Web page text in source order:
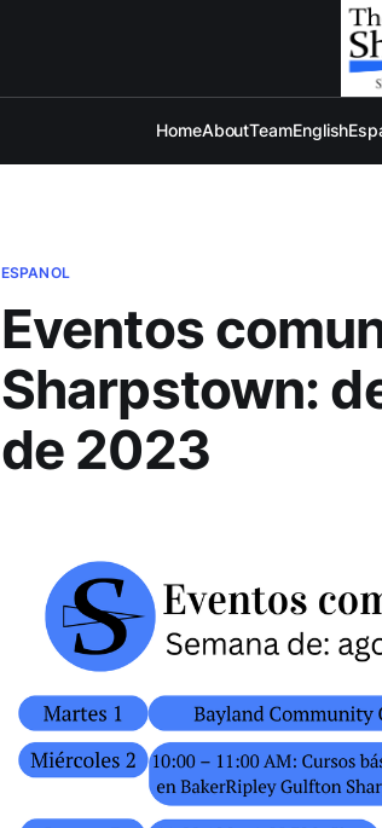
HomeAboutTeamEnglish
ESPANOL
Eventos
Sharpstown:
de 2023